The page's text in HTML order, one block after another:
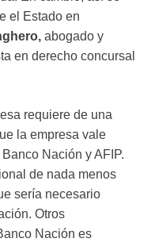
el Estado en
abogado y
en derecho concursal
requiere de una
la empresa vale
Nación y AFIP.
de nada menos
sería necesario
Otros
Nación es